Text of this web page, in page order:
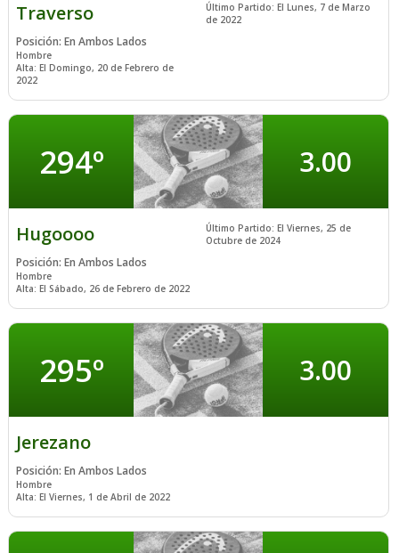
Traverso
Posición: En Ambos Lados
Hombre
Alta: El Domingo, 20 de Febrero de
2022
Último Partido: El Lunes, 7 de Marzo
de 2022
294º 3.00
Hugoooo
Posición: En Ambos Lados
Hombre
Alta: El Sábado, 26 de Febrero de 2022
Último Partido: El Viernes, 25 de
Octubre de 2024
295º 3.00
Jerezano
Posición: En Ambos Lados
Hombre
Alta: El Viernes, 1 de Abril de 2022